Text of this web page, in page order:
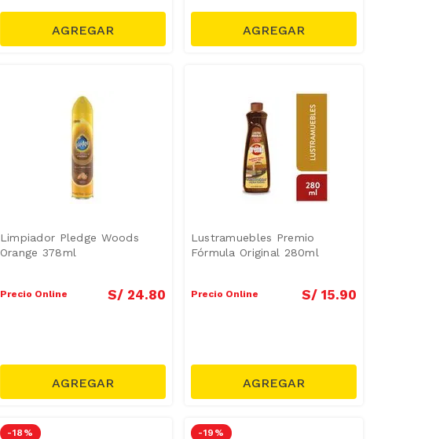
Limpiador Pledge Woods
Orange 378ml
Precio Online S/ 24.80
Lustramuebles Premio
Fórmula Original 280ml
Precio Online S/ 15.90
-18 % -19 %